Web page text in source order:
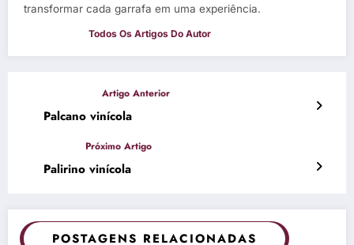
transformar cada garrafa em uma experiência.
Palcano vinícola
Palirino vinícola
POSTAGENS RELACIONADAS